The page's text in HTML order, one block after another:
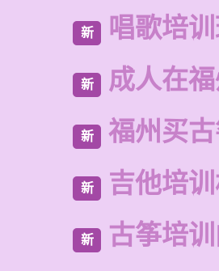
新 唱歌培
新 成人在
新 福州买
新 吉他培
新 古筝培